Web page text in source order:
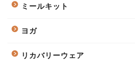
ミールキット
ヨガ
リカバリーウェア